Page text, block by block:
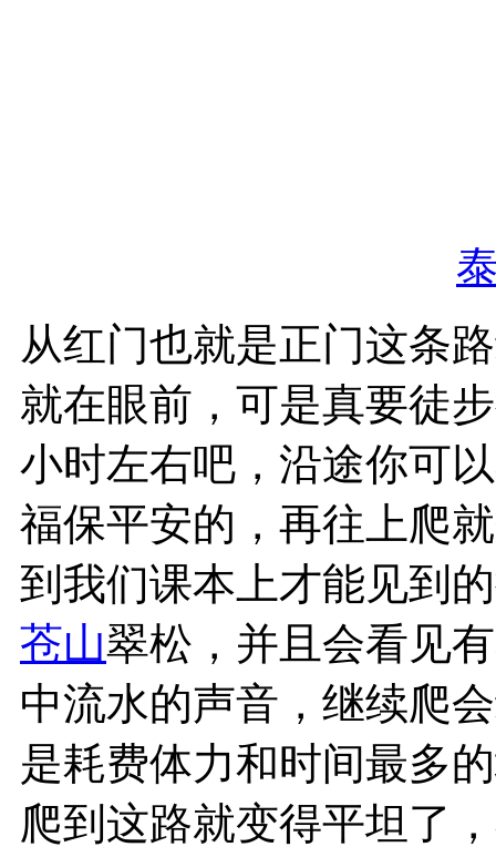
从红门也就是正门这条
就在眼前，可是真要徒
小时左右吧，沿途你可
福保平安的，再往上爬
到我们课本上才能见到
苍山翠松，并且会看见
中流水的声音，继续爬
是耗费体力和时间最多
爬到这路就变得平坦了